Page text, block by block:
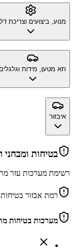
מנוע, ביצועים וצריכת
תא מטען, מידות וגלגלים
איבזור
בטיחות ומבחני
רשימת מערכות עזר
רמת אבזור
מערכות בטיחות